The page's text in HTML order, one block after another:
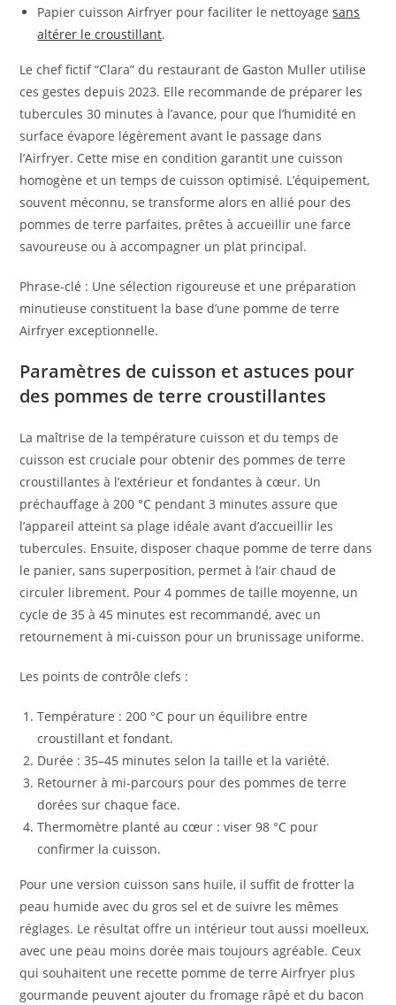
Papier cuisson Airfryer pour faciliter le nettoyagesans
altérer le croustillant.
Le chef fictif “Clara” du restaurant de Gaston Muller utilise
ces gestes depuis 2023. Elle recommande de préparer les
tubercules 30 minutes à l’avance, pour que l’humidité en
surface évapore légèrement avant le passage dans
l’Airfryer. Cette mise en condition garantit une cuisson
homogène et un temps de cuisson optimisé. L’équipement,
souvent méconnu, se transforme alors en allié pour des
pommes de terre parfaites, prêtes à accueillir une farce
savoureuse ou à accompagner un plat principal.
Phrase-clé : Une sélection rigoureuse et une préparation
minutieuse constituent la base d’une pomme de terre
Airfryer exceptionnelle.
Paramètres de cuisson et astuces pour
des pommes de terre croustillantes
La maîtrise de la température cuisson et du temps de
cuisson est cruciale pour obtenir des pommes de terre
croustillantes à l’extérieur et fondantes à cœur. Un
préchauffage à 200 °C pendant 3 minutes assure que
l’appareil atteint sa plage idéale avant d’accueillir les
tubercules. Ensuite, disposer chaque pomme de terre dans
le panier, sans superposition, permet à l’air chaud de
circuler librement. Pour 4 pommes de taille moyenne, un
cycle de 35 à 45 minutes est recommandé, avec un
retournement à mi-cuisson pour un brunissage uniforme.
Les points de contrôle clefs :
Température : 200 °C pour un équilibre entre
croustillant et fondant.
Durée : 35–45 minutes selon la taille et la variété.
Retourner à mi-parcours pour des pommes de terre
dorées sur chaque face.
Thermomètre planté au cœur : viser 98 °C pour
confirmer la cuisson.
Pour une version cuisson sans huile, il suffit de frotter la
peau humide avec du gros sel et de suivre les mêmes
réglages. Le résultat offre un intérieur tout aussi moelleux,
avec une peau moins dorée mais toujours agréable. Ceux
qui souhaitent une recette pomme de terre Airfryer plus
gourmande peuvent ajouter du fromage râpé et du bacon